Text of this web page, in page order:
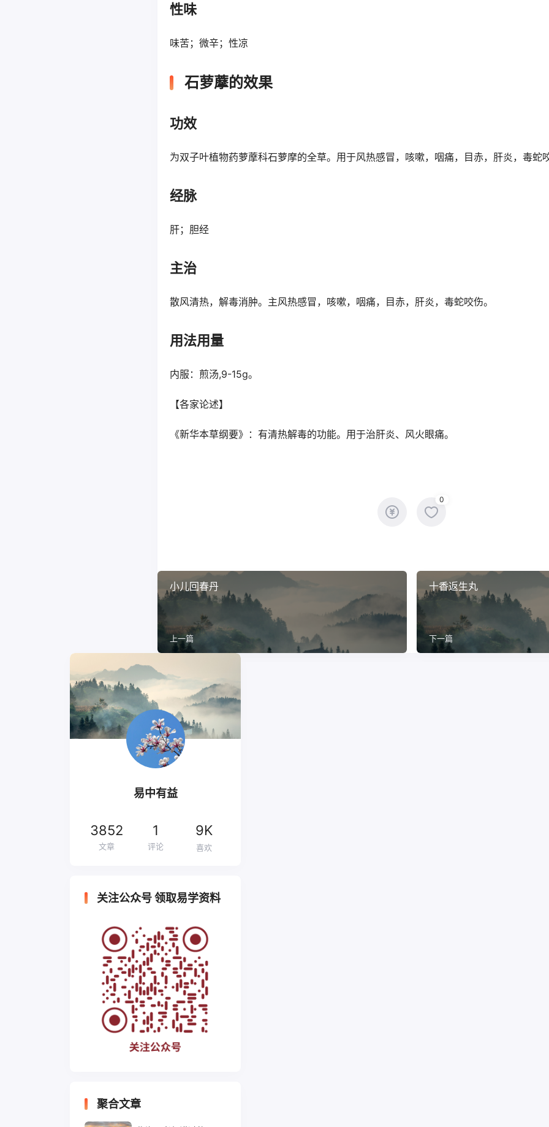
性味
味苦；微辛；性凉
石萝藦的效果
功效
为双子叶植物药萝藦科石萝摩的全草。用于风热感冒，咳嗽，咽痛，目赤，肝炎，毒蛇
经脉
肝；胆经
主治
散风清热，解毒消肿。主风热感冒，咳嗽，咽痛，目赤，肝炎，毒蛇咬伤。
用法用量
内服：煎汤,9-15g。
【各家论述】
《新华本草纲要》：有清热解毒的功能。用于治肝炎、风火眼痛。
0
小儿回春丹
上一篇
十香返生丸
下一篇
易中有益
3852
文章
1
评论
9K
喜欢
关注公众号 领取易学资料
聚合文章